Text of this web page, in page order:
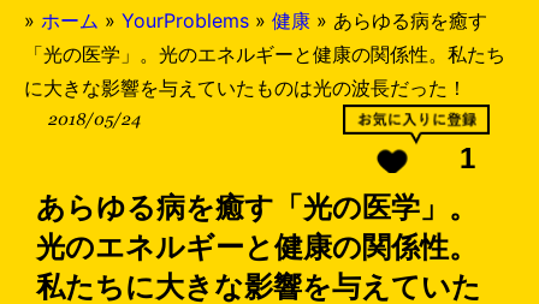
» ホーム » YourProblems » 健康 » あらゆる病を癒す
「光の医学」。光のエネルギーと健康の関係性。私たち
に大きな影響を与えていたものは光の波長だった！
2018/05/24
1
あらゆる病を癒す「光の医学」。
光のエネルギーと健康の関係性。
私たちに大きな影響を与えていた